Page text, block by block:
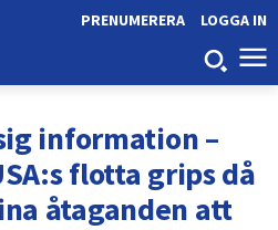
LOGGA IN
PRENUMERERA
information –
flotta grips då
åtaganden att